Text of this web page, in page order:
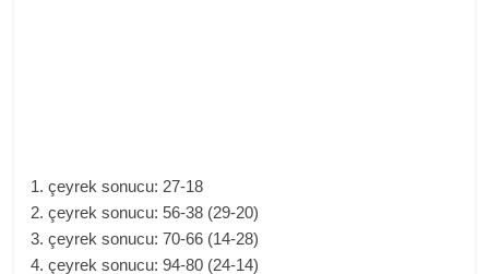
1. çeyrek sonucu: 27-18
2. çeyrek sonucu: 56-38 (29-20)
3. çeyrek sonucu: 70-66 (14-28)
4. çeyrek sonucu: 94-80 (24-14)